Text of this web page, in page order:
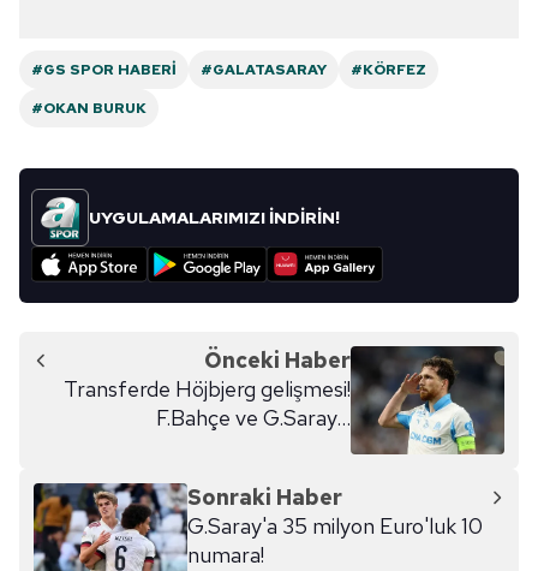
#GS SPOR HABERI #GALATASARAY
#KÖRFEZ
#OKAN BURUK
UYGULAMALARIMIZI İNDİRİN!
Önceki Haber
Transferde Höjbjerg gelişmesi!
F.Bahçe ve G.Saray...
Sonraki Haber
G.Saray'a 35 milyon Euro'luk 10
numara!